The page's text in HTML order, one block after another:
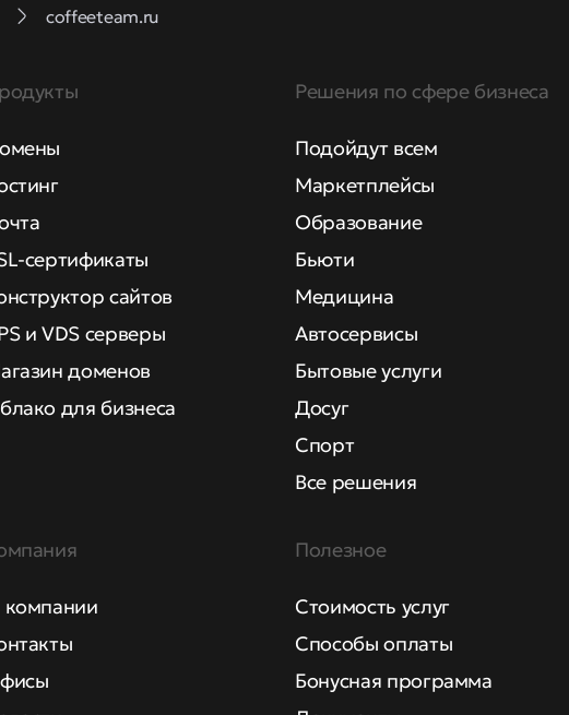
coffeeteam.ru
сертификаты
сайтов
и VDS серверы
доменов
для бизнеса
Решения по сфере бизнеса
Подойдут всем
Маркетплейсы
Образование
Бьюти
Медицина
Автосервисы
Бытовые услуги
Досуг
Спорт
Все решения
Полезное
Стоимость услуг
Способы оплаты
Бонусная программа